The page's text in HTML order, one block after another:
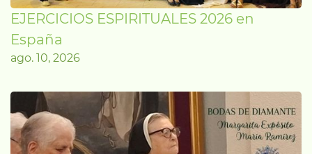
EJERCICIOS ESPIRITUALES 2026 en
España
ago. 10, 2026